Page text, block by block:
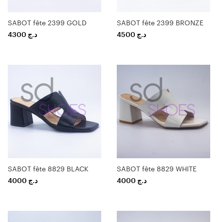
SABOT fête 2399 GOLD
4300 د.ج
SABOT fête 2399 BRONZE
4500 د.ج
SABOT fête 8829 BLACK
4000 د.ج
SABOT fête 8829 WHITE
4000 د.ج